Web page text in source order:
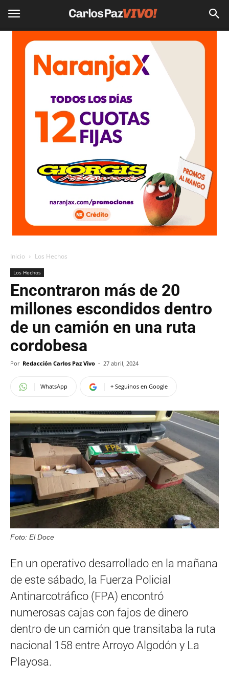
Inicio Los Hechos
Los Hechos
Encontraron más de 20
millones escondidos dentro
de un camión en una ruta
cordobesa
Por Redacción Carlos Paz Vivo - 27 abril, 2024
WhatsApp + Seguinos en Google
Foto: El Doce
En un operativo desarrollado en la mañana
de este sábado, la Fuerza Policial
Antinarcotráfico (FPA) encontró
numerosas cajas con fajos de dinero
dentro de un camión que transitaba la ruta
nacional 158 entre Arroyo Algodón y La
Playosa.